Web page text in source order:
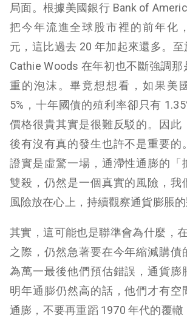
局面。根據美國銀行 Bank of
把今年流進全球股市裡的前年化
元，這比過去 20 年加起來還多。至
Cathie Woods 在年初也不斷強調
重的泡沫。畢竟想想看，如果美
5%，十年國債的殖利率卻只有
價格很貴其實是很難反駁的。因此
後有沒有真的發生也許不是重要的
證實是虛驚一場，通滯性通膨的「
雙殺，仍然是一個真實的風險，我
風險放在心上，持續觀察通貨膨脹的
其實，這可能也是聯準會為什麼，
之際，仍然急著要在今年縮減購債
為萬一最後他們預估錯誤，通貨膨
明年通膨仍然高的話，他們才有空
通膨，不要再重蹈 1970 年代的覆轍